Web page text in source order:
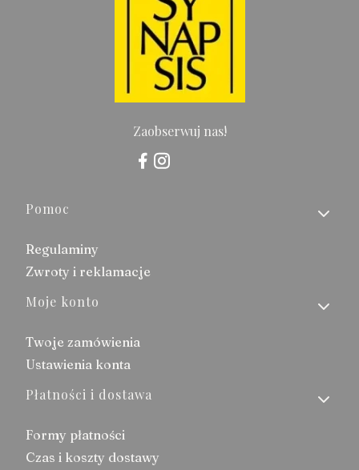
Zaobserwuj nas!
Linki w stopce
Pomoc
Regulaminy
Zwroty i reklamacje
Moje konto
Twoje zamówienia
Ustawienia konta
Płatności i dostawa
Formy płatności
Czas i koszty dostawy